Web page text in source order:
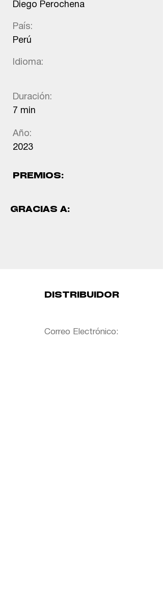
Diego Perochena
País:
Perú
Idioma:
Duración:
7 min
Año:
2023
PREMIOS:
GRACIAS A:
DISTRIBUIDOR
Correo Electrónico: